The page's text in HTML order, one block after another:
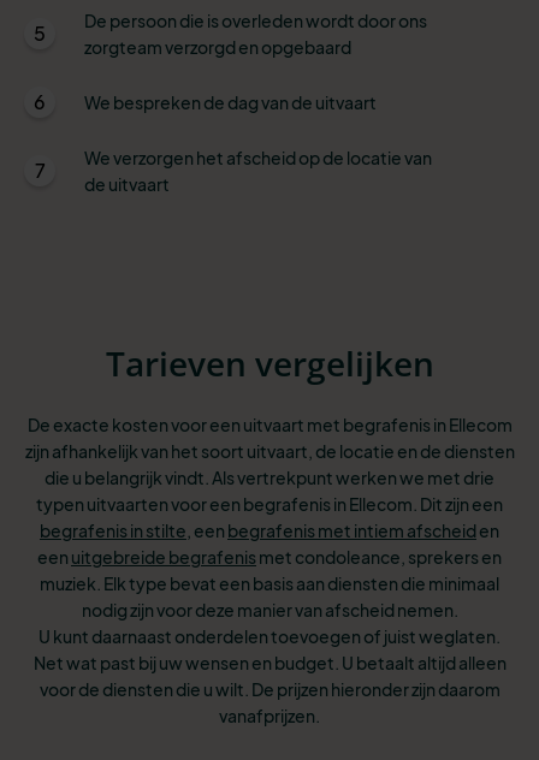
5
De persoon die is overleden wordt door ons
zorgteam verzorgd en opgebaard
6 We bespreken de dag van de uitvaart
7
We verzorgen het afscheid op de locatie van
de uitvaart
Tarieven vergelijken
De exacte kosten voor een uitvaart met begrafenis in Ellecom
zijn afhankelijk van het soort uitvaart, de locatie en de diensten
die u belangrijk vindt. Als vertrekpunt werken we met drie
typen uitvaarten voor een begrafenis in Ellecom. Ditzijn een
begrafenis in stilte , een begrafenis met intiem afscheid en
een uitgebreide begrafenismet condoleance, sprekers en
muziek. Elk type bevat een basis aan diensten die minimaal
nodig zijn voor deze manier van afscheid nemen.
U kunt daarnaast onderdelen toevoegen of juist weglaten.
Net wat past bij uw wensen en budget. U betaalt altijd alleen
voor de diensten die u wilt. De prijzen hieronder zijn daarom
vanafprijzen.